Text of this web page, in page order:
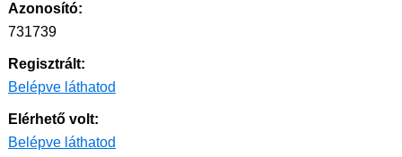
Azonosító:
731739
Regisztrált:
Belépve láthatod
Elérhető volt:
Belépve láthatod